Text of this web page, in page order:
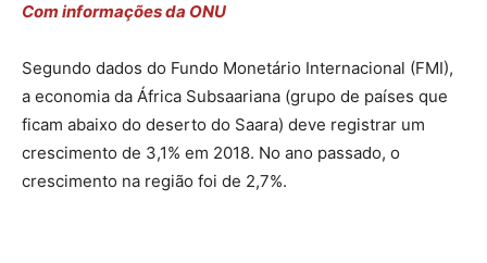
Com informações da ONU
Segundo dados do Fundo Monetário Internacional (FMI),
a economia da África Subsaariana (grupo de países que
ficam abaixo do deserto do Saara) deve registrar um
crescimento de 3,1% em 2018. No ano passado, o
crescimento na região foi de 2,7%.